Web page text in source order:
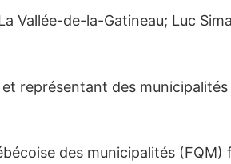
Vallée-de-la-Gatineau; Luc
représentant des municipalités
des municipalités